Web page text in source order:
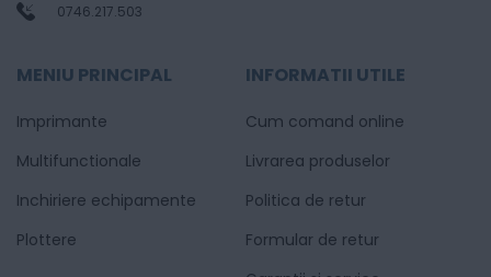
0746.217.503
MENIU PRINCIPAL
Imprimante
Multifunctionale
Inchiriere echipamente
Plottere
INFORMATII UTILE
Cum comand online
Livrarea produselor
Politica de retur
Formular de retur